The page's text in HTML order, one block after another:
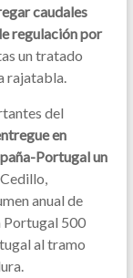
caudales
regulación por
un tratado
rajatabla.
del
en
Portugal un
anual de
Portugal 500
al tramo